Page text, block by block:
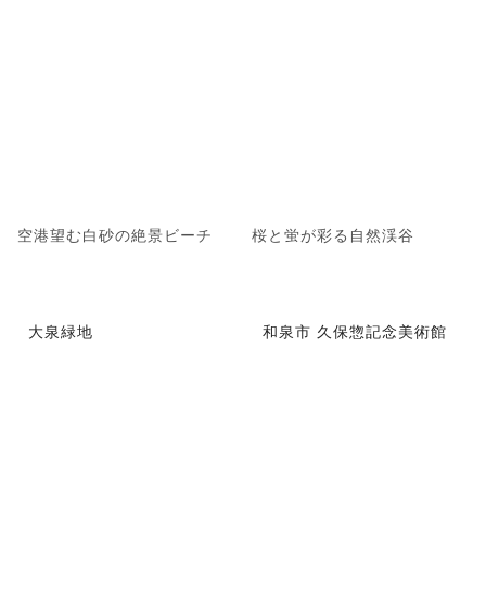
空港望む白砂の絶景ビーチ 桜と蛍が彩る自然渓谷
大泉緑地 和泉市 久保惣記念美術館